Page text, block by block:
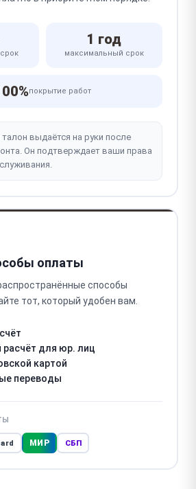
1 год
максимальный срок
покрытие работ
выдаётся на руки после
Он подтверждает ваши права
оплаты
способы
тот, который удобен вам.
расчёт для юр. лиц
картой
переводы
МИР СБП